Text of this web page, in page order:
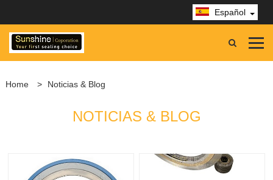
Español
Home > Noticias & Blog
NOTICIAS & BLOG